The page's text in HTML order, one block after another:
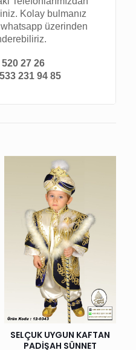
Kolay bulmanız
whatsapp üzerinden
27 26
231 94 85
SELÇUK UYGUN KAFTAN
PADİŞAH SÜNNET